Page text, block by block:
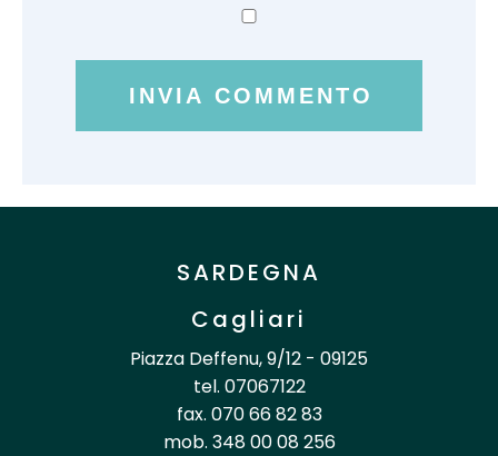
SARDEGNA
Cagliari
Piazza Deffenu, 9/12 - 09125
tel. 07067122
fax. 070 66 82 83
mob. 348 00 08 256